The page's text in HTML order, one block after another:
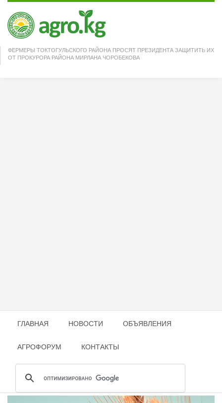
ФЕРМЕРЫ ТОКТОГУЛЬСКОГО РАЙОНА ПРОСЯТ ПРЕЗИДЕНТА ЗАЩИТИТЬ ИХ
ОТ ПРОКУРОРА РАЙОНА МИРЛАНА ЧОРОБЕКОВА
ГЛАВНАЯ НОВОСТИ ОБЪЯВЛЕНИЯ
АГРОФОРУМ КОНТАКТЫ